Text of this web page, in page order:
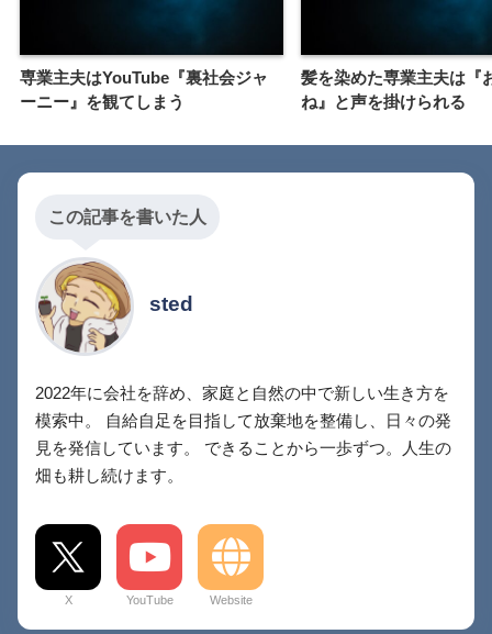
専業主夫はYouTube『裏社会ジャ
ーニー』を観てしまう
髪を染めた専業主夫は『
ね』と声を掛けられる
この記事を書いた人
sted
2022年に会社を辞め、家庭と自然の中で新しい生き方を
模索中。 自給自足を目指して放棄地を整備し、日々の発
見を発信しています。 できることから一歩ずつ。人生の
畑も耕し続けます。
X YouTube Website